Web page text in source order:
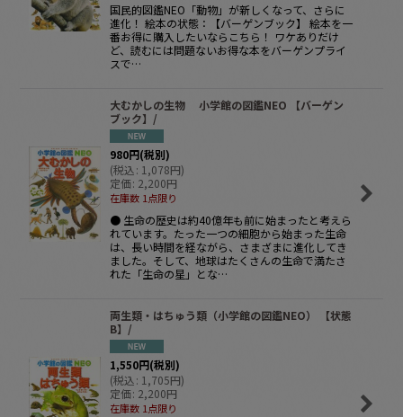
国民的図鑑NEO「動物」が新しくなって、さらに
進化！ 絵本の状態：【バーゲンブック】 絵本を一
番お得に購入したいならこちら！ ワケありだけ
ど、読むには問題ないお得な本をバーゲンプライ
スで…
大むかしの生物 小学館の図鑑NEO 【バーゲン
ブック】/
980円(税別)
(税込: 1,078円)
定価: 2,200円
在庫数 1点限り
● 生命の歴史は約40億年も前に始まったと考えら
れています。たった一つの細胞から始まった生命
は、長い時間を経ながら、さまざまに進化してき
ました。そして、地球はたくさんの生命で満たさ
れた「生命の星」とな…
両生類・はちゅう類（小学館の図鑑NEO） 【状態
B】/
1,550円(税別)
(税込: 1,705円)
定価: 2,200円
在庫数 1点限り